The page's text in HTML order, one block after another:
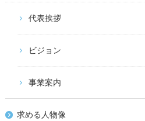
代表挨拶
ビジョン
事業案内
求める人物像